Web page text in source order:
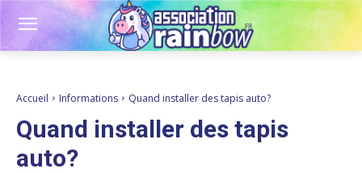
Accueil Informations Quand installer des tapis auto?
Quand installer des tapis
auto?